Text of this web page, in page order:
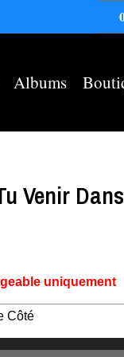
Albums
Venir
uniquement
Côté